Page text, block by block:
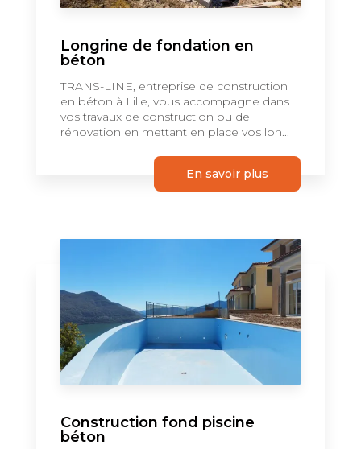
Longrine de fondation en
béton
TRANS-LINE, entreprise de construction
en béton à Lille, vous accompagne dans
vos travaux de construction ou de
rénovation en mettant en place vos lon...
En savoir plus
Construction fond piscine
béton